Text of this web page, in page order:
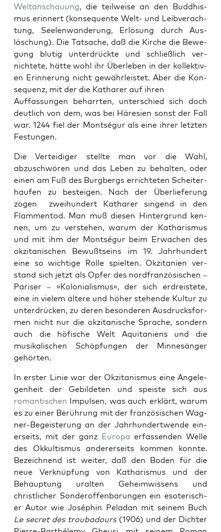
Weltan­schau­ung, die teil­weise an den Bud­dhis­
mus erin­nert (kon­se­quente Welt- und Leib­ver­ach­
tung, See­len­wan­derung, Erlö­sung durch Aus­
löschung). Die Tat­sache, daß die Kirche die Bewe­
gung blutig unter­drück­te und schließlich ver­
nichtete, hätte wohl ihr Über­leben in der kollek­tiv­
en Erin­nerung nicht gewährleis­tet. Aber die Kon­
se­quenz, mit der die Kathar­er auf ihren
Auf­fas­sun­gen behar­rten, unter­schied sich doch
deut­lich von dem, was bei Häre­sien son­st der Fall
war. 1244 fiel der Montségur als eine ihrer let­zten
Fes­tun­gen.
Die Vertei­di­ger stellte man vor die Wahl,
abzuschwören und das Leben zu behal­ten, oder
einen am Fuß des Burg­bergs errichteten Scheit­er­
haufen zu besteigen. Nach der Über­liefer­ung
zogen zwei­hun­dert Kathar­er sin­gend in den
Flam­men­tod. Man muß diesen Hin­ter­grund ken­
nen, um zu ver­ste­hen, warum der Katharis­mus
und mit ihm der Montségur beim Erwachen des
okz­i­tanis­chen Bewußt­seins im 19. Jahrhun­dert
eine so wichtige Rolle spiel­ten. Okz­i­tanien ver­
stand sich jet­zt als Opfer des nord­franzö­sis­chen –
Paris­er – »Kolo­nial­is­mus«, der sich erdreis­tete,
eine in vielem ältere und höher ste­hende Kul­tur zu
unter­drück­en, zu deren beson­deren Aus­drucks­for­
men nicht nur die okz­i­tanis­che Sprache, son­dern
auch die höfis­che Welt Aqui­taniens und die
musikalis­chen Schöp­fun­gen der Min­nesänger
gehörten.
In erster Lin­ie war der Okz­i­tanis­mus eine Angele­
gen­heit der Gebilde­ten und speiste sich aus
roman­tis­chen Impulsen, was auch erk­lärt, warum
es zu ein­er Berührung mit der franzö­sis­chen Wag­
n­er-Begeis­terung an der Jahrhun­der­twende ein­
er­seits, mit der ganz Europa erfassenden Welle
des Okkul­tismus ander­er­seits kom­men kon­nte.
Beze­ich­nend ist weit­er, daß den Boden für die
neue Verknüp­fung von Katharis­mus und der
Behaup­tung ural­ten Geheimwis­sens und
christlich­er Son­derof­fen­barun­gen ein eso­ter­isch­
er Autor wie Joséphin Peladan mit seinem Buch
Le secret des trou­ba­dours (1906) und der Dichter